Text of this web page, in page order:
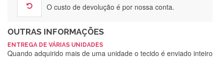
O custo de devolução é por nossa conta.
OUTRAS INFORMAÇÕES
ENTREGA DE VÁRIAS UNIDADES
Quando adquirido mais de uma unidade o tecido é enviado inteiro